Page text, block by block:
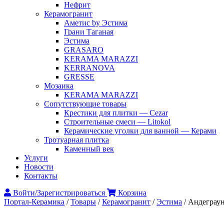
Нефрит
Керамогранит
Аметис by Эстима
Грани Таганая
Эстима
GRASARO
KERAMA MARAZZI
KERRANOVA
GRESSE
Мозаика
KERAMA MARAZZI
Сопутствующие товары
Крестики для плитки — Cezar
Строительные смеси — Litokol
Керамические уголки для ванной — Керами
Тротуарная плитка
Каменный век
Услуги
Новости
Контакты
Войти/Зарегистрироваться
Корзина
Портал-Керамика /Товары /Керамогранит /Эстима /